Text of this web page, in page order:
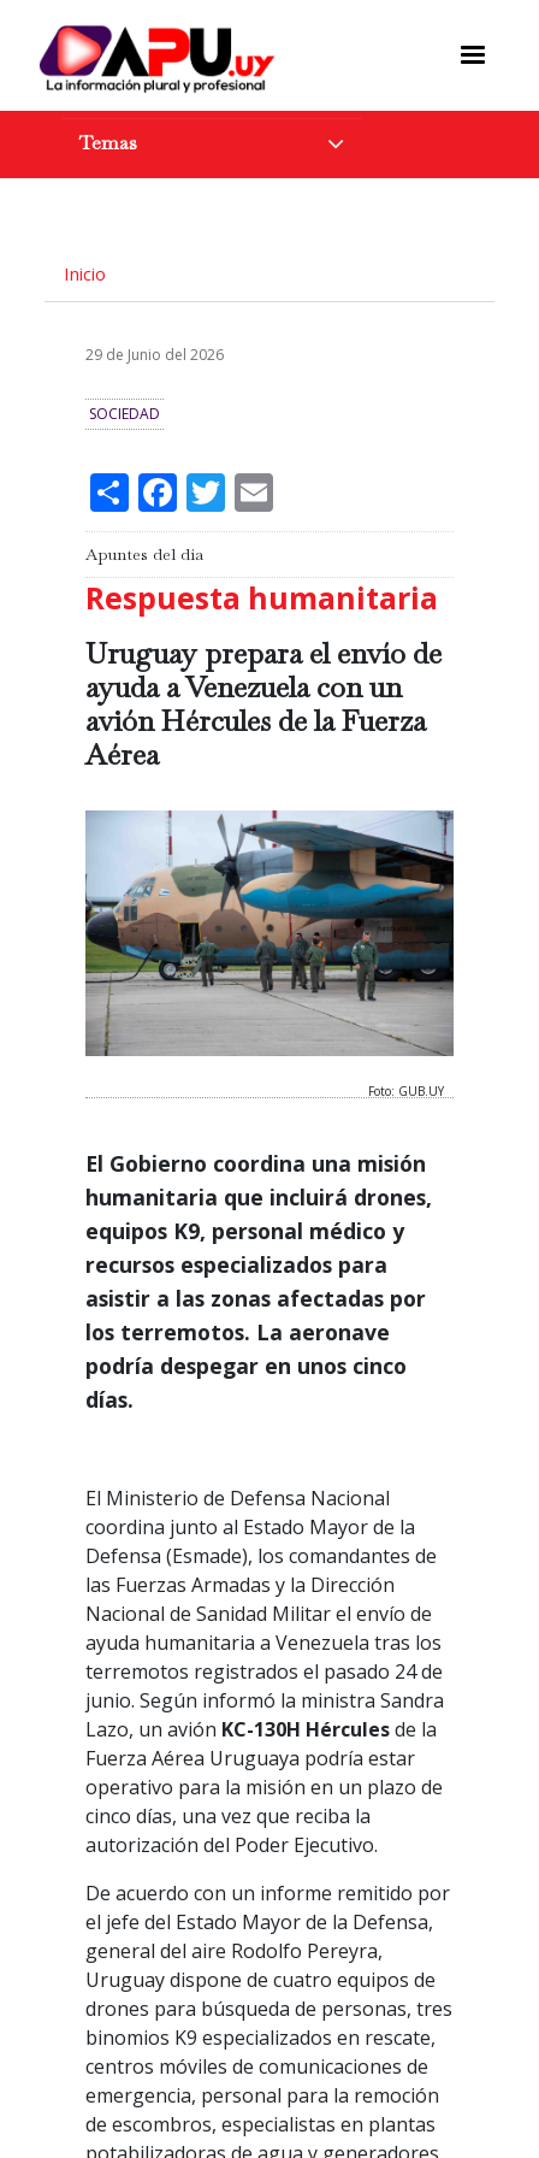
Temas
Inicio
29 de Junio del 2026
SOCIEDAD
ShareFacebook
Twitter
Apuntes del día
Respuesta humanitaria
Uruguay prepara el envío de
ayuda a Venezuela con un
avión Hércules de la Fuerza
Aérea
Foto: GUB.UY
El Gobierno coordina una misión
humanitaria que incluirá drones,
equipos K9, personal médico y
recursos especializados para
asistir a las zonas afectadas por
los terremotos. La aeronave
podría despegar en unos cinco
días.
El Ministerio de Defensa Nacional
coordina junto al Estado Mayor de la
Defensa (Esmade), los comandantes de
las Fuerzas Armadas y la Dirección
Nacional de Sanidad Militar el envío de
ayuda humanitaria a Venezuela tras los
terremotos registrados el pasado 24 de
junio. Según informó la ministra Sandra
Lazo, un avión KC-130H Hérculesde la
Fuerza Aérea Uruguaya podría estar
operativo para la misión en un plazo de
cinco días, una vez que reciba la
autorización del Poder Ejecutivo.
De acuerdo con un informe remitido por
el jefe del Estado Mayor de la Defensa,
general del aire Rodolfo Pereyra,
Uruguay dispone de cuatro equipos de
drones para búsqueda de personas, tres
binomios K9 especializados en rescate,
centros móviles de comunicaciones de
emergencia, personal para la remoción
de escombros, especialistas en plantas